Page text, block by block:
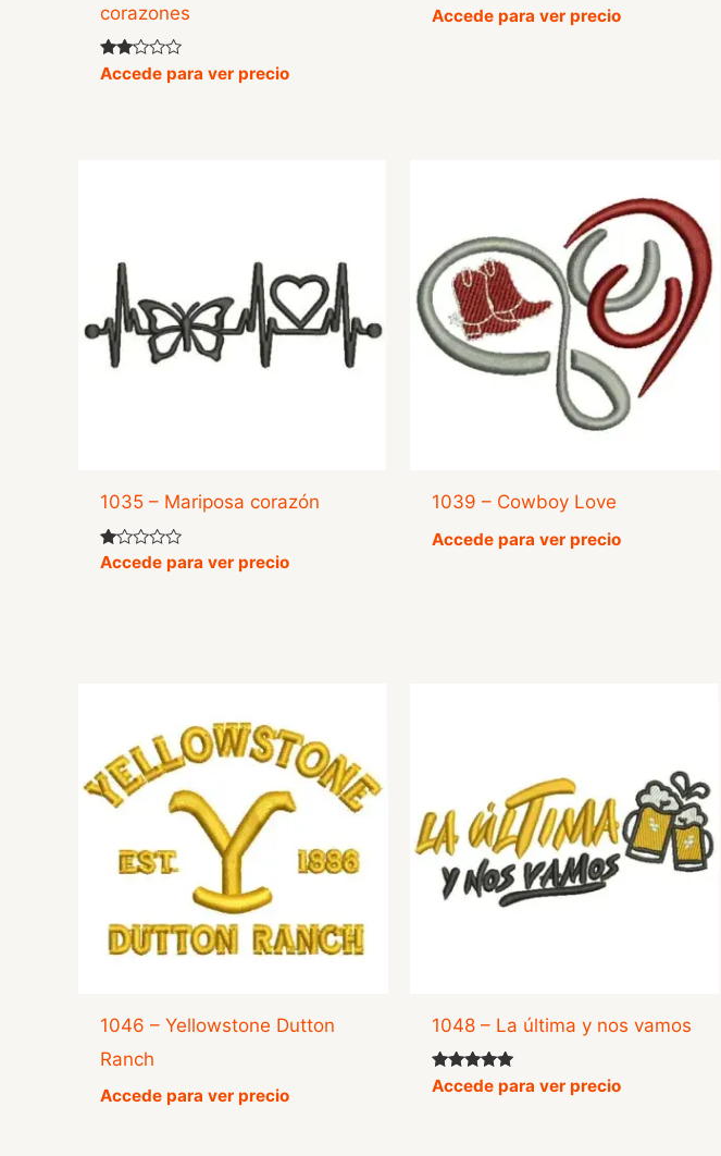
corazones
Valorado
con
Accede para ver precio
Accede para ver precio
1035 – Mariposa corazón
Valorado
con
Accede para ver precio
1039 – Cowboy Love
Accede para ver precio
1046 – Yellowstone Dutton
Ranch
Accede para ver precio
1048 – La última y nos vamos
Valorado
con
Accede para ver precio